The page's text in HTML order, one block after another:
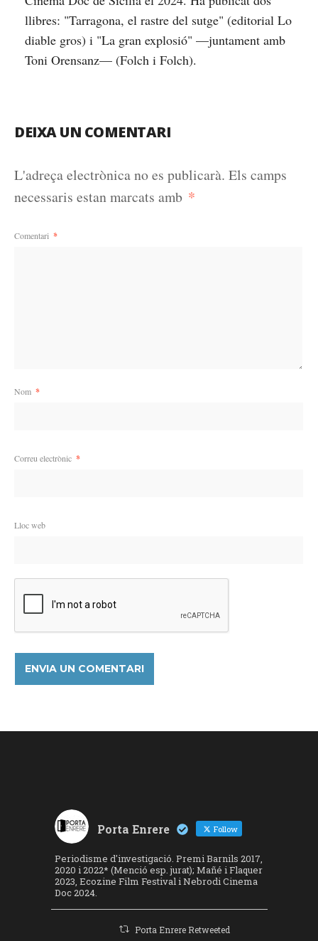
llibres: "Tarragona, el rastre del sutge" (editorial Lo
diable gros) i "La gran explosió" —juntament amb
Toni Orensanz— (Folch i Folch).
DEIXA UN COMENTARI
L'adreça electrònica no es publicarà. Els camps
necessaris estan marcats amb *
Comentari *
Nom *
Correu electrònic *
Lloc web
Porta Enrere Follow
Periodisme d'investigació. Premi Barnils 2017,
2020 i 2022* (Menció esp. jurat); Mañé i Flaquer
2023, Ecozine Film Festival i Nebrodi Cinema
Doc 2024.
Porta Enrere Retweeted